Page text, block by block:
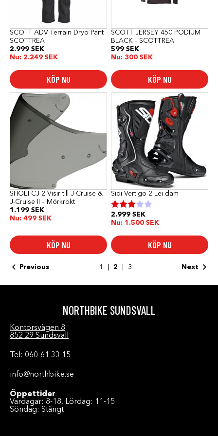
SCOTT ADV Terrain Dryo Pant
SCOTTREA
2.999 SEK
Nu: 2.249 SEK
KÖP NU
produktsidan
SCOTT JERSEY 450 PODIUM
BLACK – SCOTTREA
599 SEK
Nu: 300 SEK
KÖP NU
produktsidan
SHOEI CJ-2 Visir till J-Cruise &
J-Cruise II – Mörkrökt
1.199 SEK
Nu: 499 SEK
KÖP NU
Sidi Vertigo 2 Lei dam
Betygsatt
av 5
2.999 SEK
Nu: 1.500 SEK
KÖP NU
här
produkten
har
flera
varianter.
De
olika
alternativen
kan
väljas
på
produktsidan
Previous 1 2 3 Next
NORTHBIKE SUNDSVALL
Kontorsvägen 8
852 29 Sundsvall
Tel: 060-61 33 15
info@northbike.se
Öppettider
Vardagar: 8-18, Lördag: 11-15
Söndag: Stängt